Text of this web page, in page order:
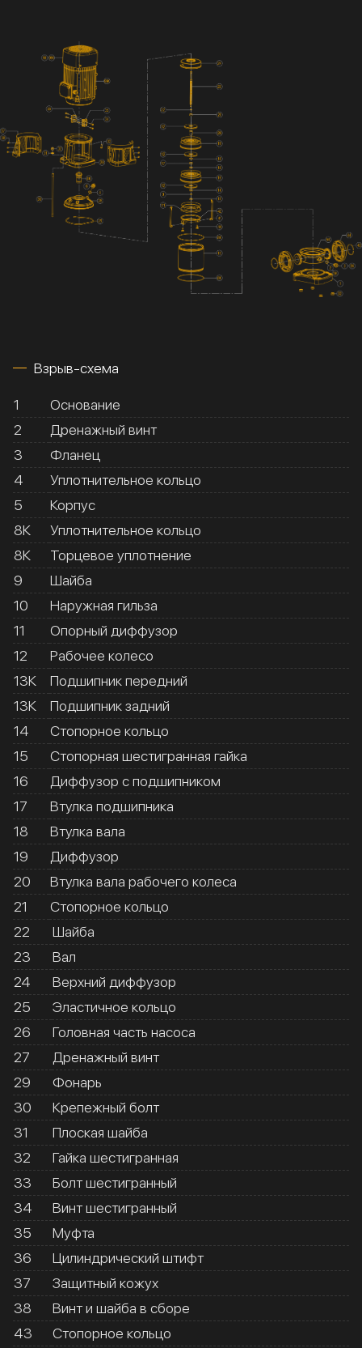
Взрыв-схема
1
Основание
2
Дренажный винт
3
Фланец
4
Уплотнительное кольцо
5
Корпус
8К
Уплотнительное кольцо
8К
Торцевое уплотнение
9
Шайба
10
Наружная гильза
11
Опорный диффузор
12
Рабочее колесо
13К
Подшипник передний
13К
Подшипник задний
14
Стопорное кольцо
15
Стопорная шестигранная гайка
16
Диффузор с подшипником
17
Втулка подшипника
18
Втулка вала
19
Диффузор
20
Втулка вала рабочего колеса
21
Стопорное кольцо
22
Шайба
23
Вал
24
Верхний диффузор
25
Эластичное кольцо
26
Головная часть насоса
27
Дренажный винт
29
Фонарь
30
Крепежный болт
31
Плоская шайба
32
Гайка шестигранная
33
Болт шестигранный
34
Винт шестигранный
35
Муфта
36
Цилиндрический штифт
37
Защитный кожух
38
Винт и шайба в сборе
43
Стопорное кольцо